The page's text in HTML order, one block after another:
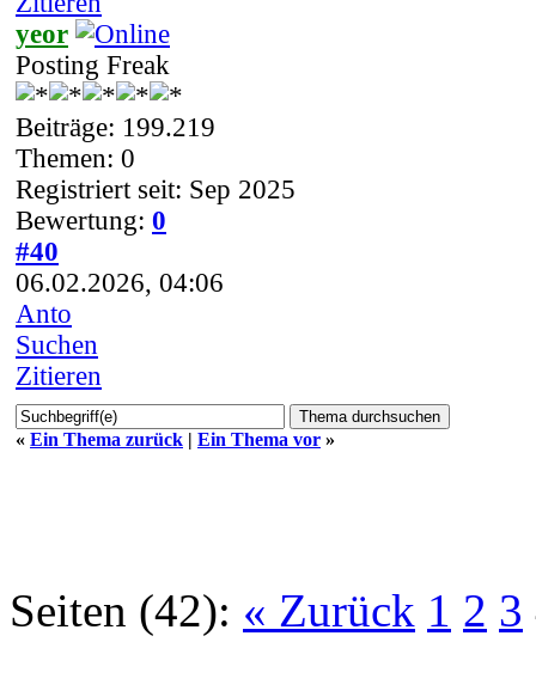
yeor
Posting Freak
Beiträge: 199.219
Themen: 0
Registriert seit: Sep 2025
Bewertung: 0
#40
06.02.2026, 04:06
Anto
Suchen
Zitieren
« Ein Thema zurück | Ein Thema vor »
Seiten (42): « Zurück 1 2 3